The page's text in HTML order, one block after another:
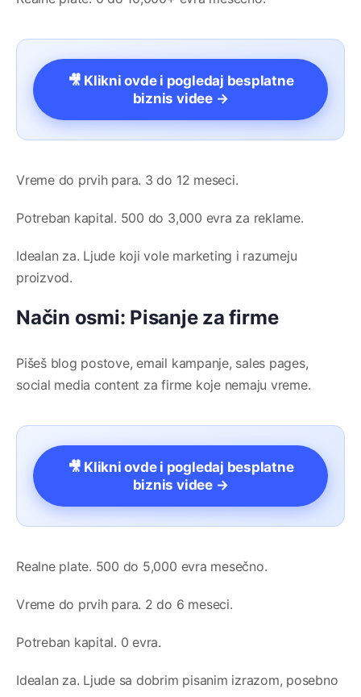
🎥 Klikni ovde i pogledaj besplatne
biznis videe →
Vreme do prvih para. 3 do 12 meseci.
Potreban kapital. 500 do 3,000 evra za reklame.
Idealan za. Ljude koji vole marketing i razumeju
proizvod.
Način osmi: Pisanje za firme
Pišeš blog postove, email kampanje, sales pages,
social media content za firme koje nemaju vreme.
🎥 Klikni ovde i pogledaj besplatne
biznis videe →
Realne plate. 500 do 5,000 evra mesečno.
Vreme do prvih para. 2 do 6 meseci.
Potreban kapital. 0 evra.
Idealan za. Ljude sa dobrim pisanim izrazom, posebno